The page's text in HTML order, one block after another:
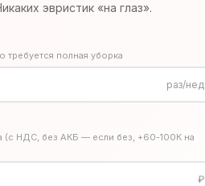
эвристик «на глаз».
требуется полная уборка
раз/нед
(с НДС, без АКБ — если без, +60-100К на
₽